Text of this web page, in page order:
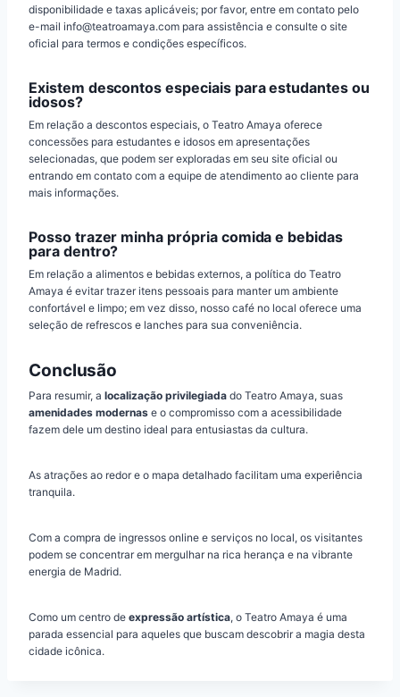
disponibilidade e taxas aplicáveis; por favor, entre em contato pelo
e-mail info@teatroamaya.com para assistência e consulte o site
oficial para termos e condições específicos.
Existem descontos especiais para estudantes ou
idosos?
Em relação a descontos especiais, o Teatro Amaya oferece
concessões para estudantes e idosos em apresentações
selecionadas, que podem ser exploradas em seu site oficial ou
entrando em contato com a equipe de atendimento ao cliente para
mais informações.
Posso trazer minha própria comida e bebidas
para dentro?
Em relação a alimentos e bebidas externos, a política do Teatro
Amaya é evitar trazer itens pessoais para manter um ambiente
confortável e limpo; em vez disso, nosso café no local oferece uma
seleção de refrescos e lanches para sua conveniência.
Conclusão
Para resumir, a localização privilegiada do Teatro Amaya, suas
amenidades modernas e o compromisso com a acessibilidade
fazem dele um destino ideal para entusiastas da cultura.
As atrações ao redor e o mapa detalhado facilitam uma experiência
tranquila.
Com a compra de ingressos online e serviços no local, os visitantes
podem se concentrar em mergulhar na rica herança e na vibrante
energia de Madrid.
Como um centro de expressão artística, o Teatro Amaya é uma
parada essencial para aqueles que buscam descobrir a magia desta
cidade icônica.